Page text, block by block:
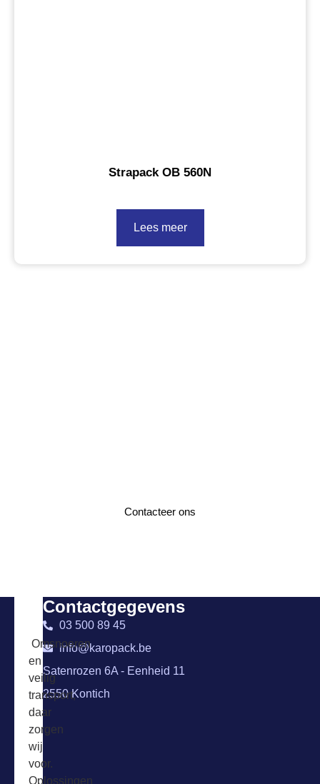
Strapack OB 560N
Lees meer
Contacteer ons
Contactgegevens
03 500 89 45
info@karopack.be
Satenrozen 6A - Eenheid 11
2550 Kontich
Omsnoeren
en
veilig
transport,
daar
zorgen
wij
voor.
Oplossingen